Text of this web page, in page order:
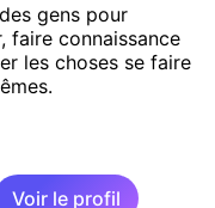
gens pour
faire connaissance
les choses se faire
Voir le profil